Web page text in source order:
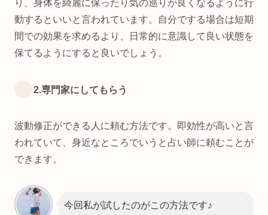
り、身体を綺麗に保ったり気の巡りが良くなるように行
動するといいと言われています。自分でする場合は短期
間での効果を求めるより、日常的に意識して良い状態を
保てるようにすると良いでしょう。
2.専門家にしてもらう
波動修正ができる人に頼む方法です。即効性が高いと言
われていて、身近なところでいうと占い師に頼むことが
できます。
今回私が試したのがこの方法です♪